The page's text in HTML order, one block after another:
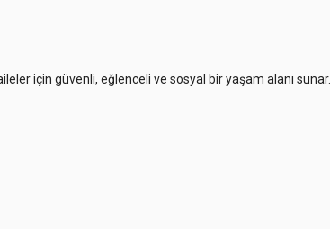
için güvenli, eğlenceli ve sosyal bir yaşam alanı sunar.